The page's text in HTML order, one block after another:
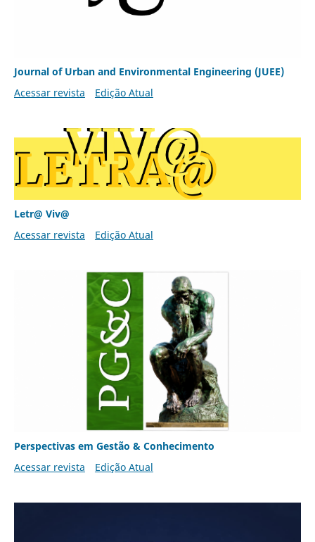
Journal of Urban and Environmental Engineering (JUEE)
Acessar revista
Edição Atual
Letr@ Viv@
Acessar revista
Edição Atual
Perspectivas em Gestão & Conhecimento
Acessar revista
Edição Atual